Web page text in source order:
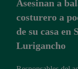
Asesinan a
costurero a
de su casa en
Lurigancho